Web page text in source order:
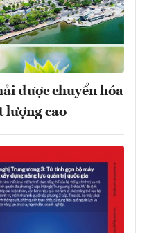
được chuyển hóa
lượng cao